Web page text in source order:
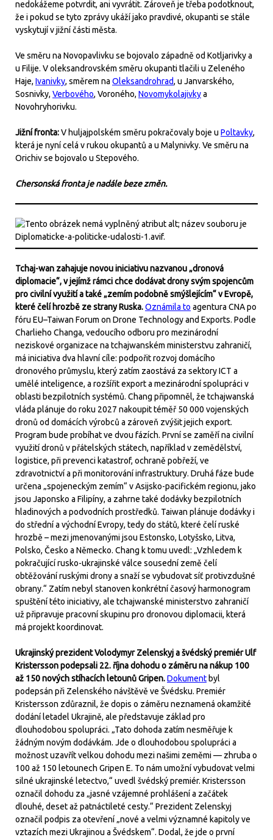
nedokážeme potvrdit, ani vyvrátit. Zároveň je třeba podotknout,
že i pokud se tyto zprávy ukáží jako pravdivé, okupanti se stále
vyskytují v jižní části města.
Ve směru na Novopavlivku se bojovalo západně od Kotljarivky a
u Filije. V oleksandrovském směru okupanti tlačili u Zeleného
Haje, Ivanivky, směrem na Oleksandrohrad, u Janvarského,
Sosnivky, Verbového, Voroného, Novomykolajivkya
Novohryhorivku.
Jižní fronta:V huljajpolském směru pokračovaly boje u Poltavky,
která je nyní celá v rukou okupantů a u Malynivky. Ve směru na
Orichiv se bojovalo u Stepového.
Chersonská fronta je nadále beze změn.
Tchaj-wan zahajuje novou iniciativu nazvanou „dronová
diplomacie“, v jejímž rámci chce dodávat drony svým spojencům
pro civilní využití a také „zemím podobně smýšlejícím“ v Evropě,
které čelí hrozbě ze strany Ruska.Oznámila to agentura CNA po
fóru EU–Taiwan Forum on Drone Technology and Exports. Podle
Charlieho Changa, vedoucího odboru pro mezinárodní
neziskové organizace na tchajwanském ministerstvu zahraničí,
má iniciativa dva hlavní cíle: podpořit rozvoj domácího
dronového průmyslu, který zatím zaostává za sektory ICT a
umělé inteligence, a rozšířit export a mezinárodní spolupráci v
oblasti bezpilotních systémů. Chang připomněl, že tchajwanská
vláda plánuje do roku 2027 nakoupit téměř 50 000 vojenských
dronů od domácích výrobců a zároveň zvýšit jejich export.
Program bude probíhat ve dvou fázích. První se zaměří na civilní
využití dronů v přátelských státech, například v zemědělství,
logistice, při prevenci katastrof, ochraně pobřeží, ve
zdravotnictví a při monitorování infrastruktury. Druhá fáze bude
určena „spojeneckým zemím“ v Asijsko-pacifickém regionu, jako
jsou Japonsko a Filipíny, a zahrne také dodávky bezpilotních
hladinových a podvodních prostředků. Taiwan plánuje dodávky i
do střední a východní Evropy, tedy do států, které čelí ruské
hrozbě – mezi jmenovanými jsou Estonsko, Lotyšsko, Litva,
Polsko, Česko a Německo. Chang k tomu uvedl: „Vzhledem k
pokračující rusko-ukrajinské válce sousední země čelí
obtěžování ruskými drony a snaží se vybudovat síť protivzdušné
obrany.“ Zatím nebyl stanoven konkrétní časový harmonogram
spuštění této iniciativy, ale tchajwanské ministerstvo zahraničí
už připravuje pracovní skupinu pro dronovou diplomacii, která
má projekt koordinovat.
Ukrajinský prezident Volodymyr Zelenskyj a švédský premiér Ulf
Kristersson podepsali 22. října dohodu o záměru na nákup 100
až 150 nových stíhacích letounů Gripen.Dokument byl
podepsán při Zelenského návštěvě ve Švédsku. Premiér
Kristersson zdůraznil, že dopis o záměru neznamená okamžité
dodání letadel Ukrajině, ale představuje základ pro
dlouhodobou spolupráci. „Tato dohoda zatím nesměřuje k
žádným novým dodávkám. Jde o dlouhodobou spolupráci a
možnost uzavřít velkou dohodu mezi našimi zeměmi — zhruba o
100 až 150 letounech Gripen E. To nám umožní vybudovat velmi
silné ukrajinské letectvo,“ uvedl švédský premiér. Kristersson
označil dohodu za „jasné vzájemné prohlášení a začátek
dlouhé, deset až patnáctileté cesty.“ Prezident Zelenskyj
označil podpis za otevření „nové a velmi významné kapitoly ve
vztazích mezi Ukrajinou a Švédskem“. Dodal, že jde o první